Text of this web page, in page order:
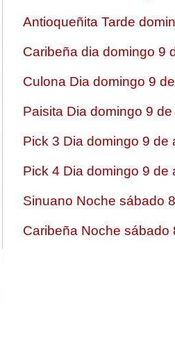
Antioqueñita Tarde
Caribeña dia domingo 9
Culona Dia domingo 9
Paisita Dia domingo 9
Pick 3 Dia domingo 9 de
Pick 4 Dia domingo 9 de
Sinuano Noche sábado
Caribeña Noche sábado